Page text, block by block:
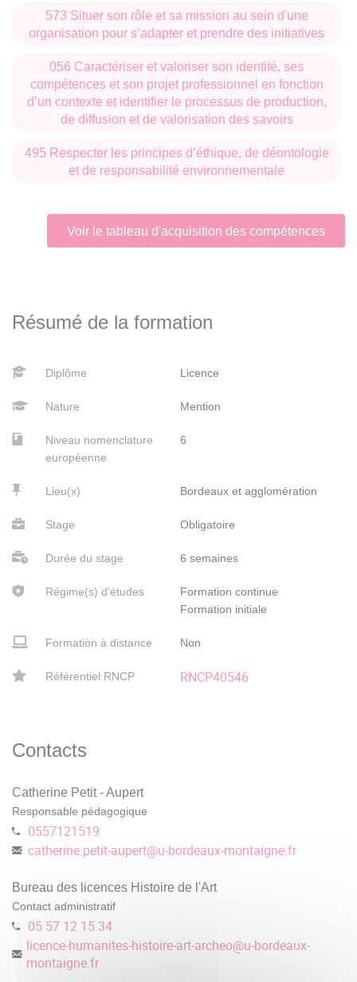
573 Situer son rôle et sa mission au sein d'une
organisation pour s’adapter et prendre des initiatives
056 Caractériser et valoriser son identité, ses
compétences et son projet professionnel en fonction
d’un contexte et identifier le processus de production,
de diffusion et de valorisation des savoirs
495 Respecter les principes d’éthique, de déontologie
et de responsabilité environnementale
Voir le tableau d'acquisition des compétences
Résumé de la formation
Diplôme Licence
Nature Mention
Niveau nomenclature
européenne
6
Lieu(x) Bordeaux et agglomération
Stage Obligatoire
Durée du stage 6 semaines
Régime(s) d'études
Formation continue
Formation initiale
Formation à distance Non
Référentiel RNCP RNCP40546
Contacts
Catherine Petit - Aupert
Responsable pédagogique
0557121519
catherine.petit-aupert@u-bordeaux-montaigne.fr
Bureau des licences Histoire de l'Art
Contact administratif
05 57 12 15 34
licence-humanites-histoire-art-archeo@u-bordeaux-
montaigne.fr